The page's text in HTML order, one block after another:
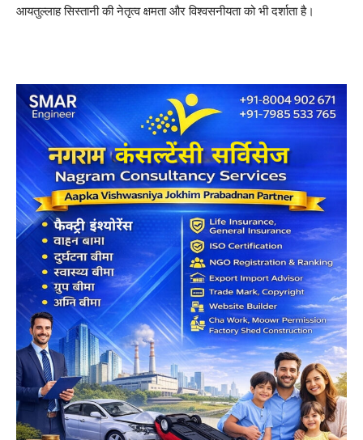
आयतुल्लाह सिस्तानी की नेतृत्व क्षमता और विश्वसनीयता को भी दर्शाता है।